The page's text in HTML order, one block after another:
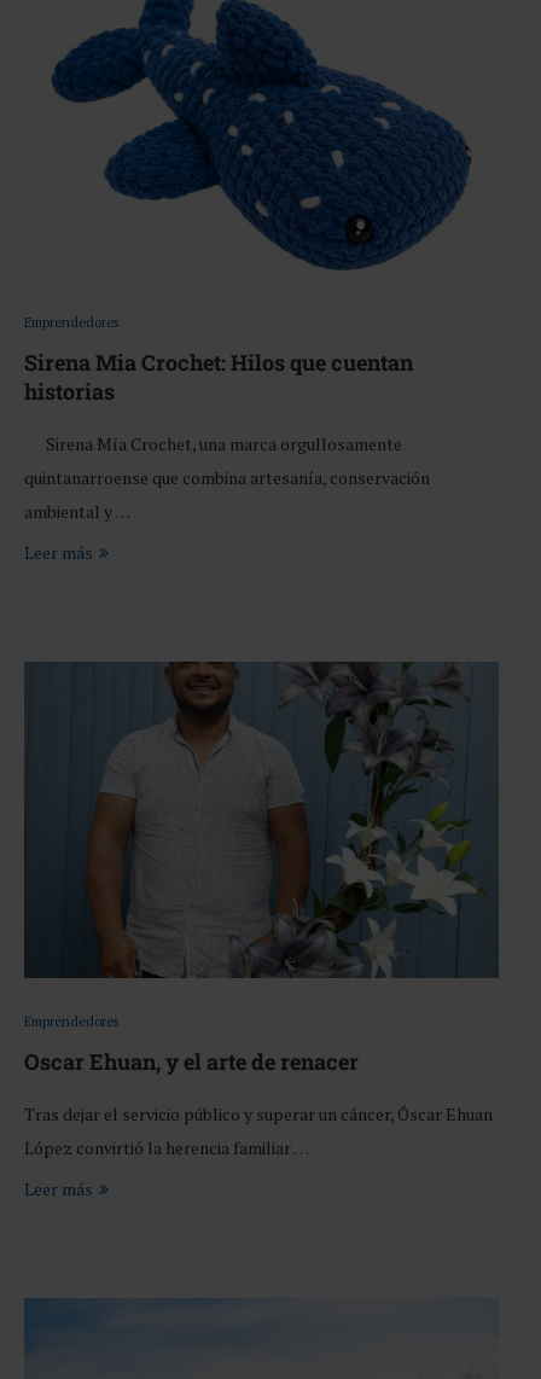
Emprendedores
Sirena Mia Crochet: Hilos que cuentan
historias
Sirena Mía Crochet, una marca orgullosamente
quintanarroense que combina artesanía, conservación
ambiental y …
Leer más
Emprendedores
Oscar Ehuan, y el arte de renacer
Tras dejar el servicio público y superar un cáncer, Óscar Ehuan
López convirtió la herencia familiar …
Leer más